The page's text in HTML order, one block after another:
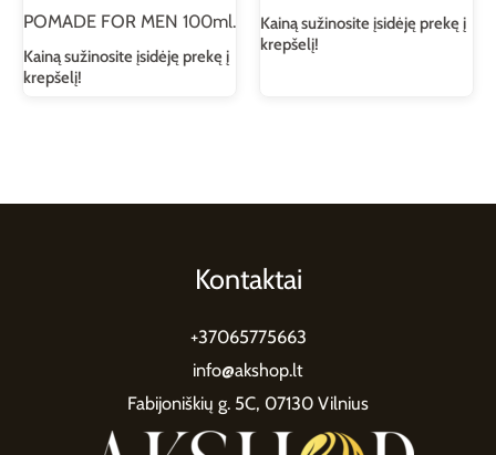
POMADE FOR MEN 100ml.
Kainą sužinosite įsidėję prekę į
krepšelį!
Kainą sužinosite įsidėję prekę į
krepšelį!
Kontaktai
+37065775663
info@akshop.lt
Fabijoniškių g. 5C, 07130 Vilnius